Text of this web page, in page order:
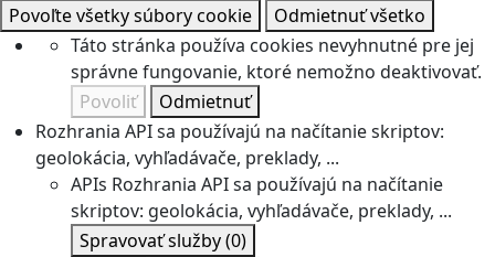
Povoľte všetky súbory cookie
Odmietnuť všetko
Táto stránka používa cookies nevyhnutné pre jej
správne fungovanie, ktoré nemožno deaktivovať.
Povoliť
Odmietnuť
Rozhrania API sa používajú na načítanie skriptov:
geolokácia, vyhľadávače, preklady, ...
APIs Rozhrania API sa používajú na načítanie
skriptov: geolokácia, vyhľadávače, preklady, ...
Spravovať služby(0)